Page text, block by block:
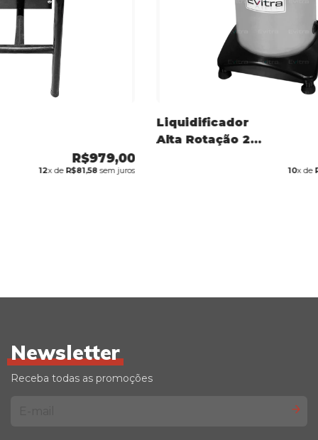
R$979,00
12x de R$81,58 sem juros
Liquidificador
Alta Rotação 2L
10x de
Newsletter
Receba todas as promoções